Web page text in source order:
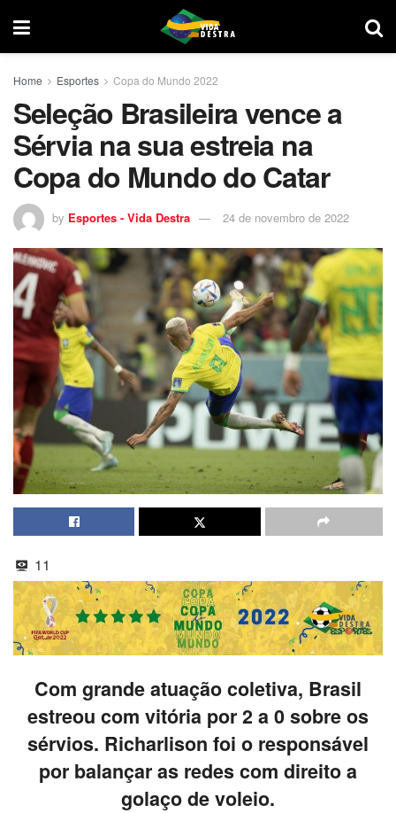
Home Esportes Copa do Mundo 2022
Seleção Brasileira vence a
Sérvia na sua estreia na
Copa do Mundo do Catar
by Esportes - Vida Destra 24 de novembro de 2022
11
Com grande atuação coletiva, Brasil
estreou com vitória por 2 a 0 sobre os
sérvios. Richarlison foi o responsável
por balançar as redes com direito a
golaço de voleio.